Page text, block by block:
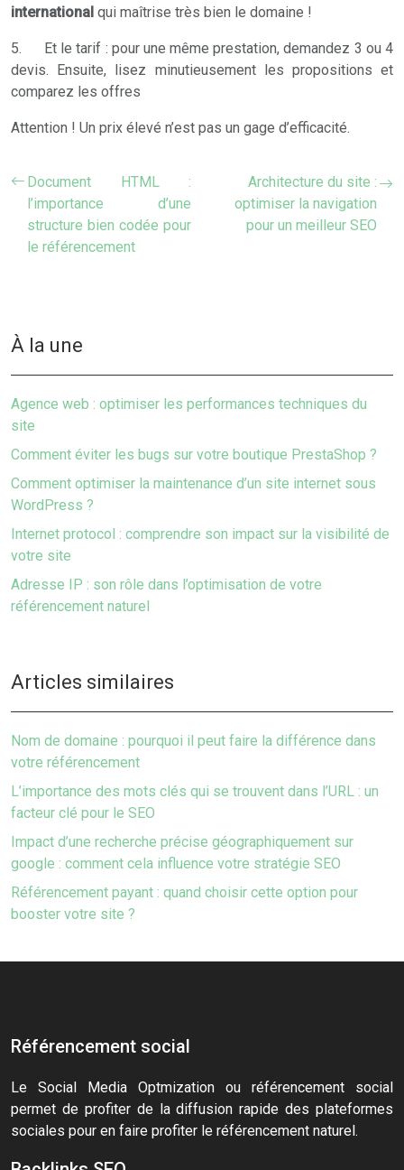
international qui maîtrise très bien le domaine !
5. Et le tarif : pour une même prestation, demandez 3 ou 4
devis. Ensuite, lisez minutieusement les propositions et
comparez les offres
Attention ! Un prix élevé n’est pas un gage d’efficacité.
Document HTML :
l’importance d’une
structure bien codée pour
le référencement
Architecture du site :
optimiser la navigation
pour un meilleur SEO
À la une
Agence web : optimiser les performances techniques du
site
Comment éviter les bugs sur votre boutique PrestaShop ?
Comment optimiser la maintenance d’un site internet sous
WordPress ?
Internet protocol : comprendre son impact sur la visibilité de
votre site
Adresse IP : son rôle dans l’optimisation de votre
référencement naturel
Articles similaires
Nom de domaine : pourquoi il peut faire la différence dans
votre référencement
L’importance des mots clés qui se trouvent dans l’URL : un
facteur clé pour le SEO
Impact d’une recherche précise géographiquement sur
google : comment cela influence votre stratégie SEO
Référencement payant : quand choisir cette option pour
booster votre site ?
Référencement social
Le Social Media Optmization ou référencement social
permet de profiter de la diffusion rapide des plateformes
sociales pour en faire profiter le référencement naturel.